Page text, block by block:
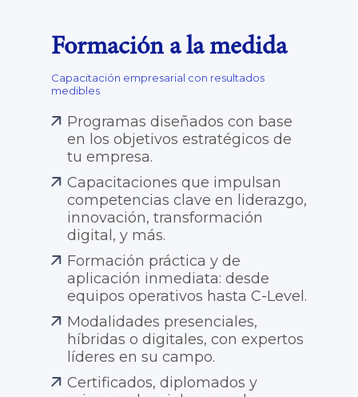
Formación a la medida
Capacitación empresarial con resultados
medibles
Programas diseñados con base
en los objetivos estratégicos de
tu empresa.
Capacitaciones que impulsan
competencias clave en liderazgo,
innovación, transformación
digital, y más.
Formación práctica y de
aplicación inmediata: desde
equipos operativos hasta C-Level.
Modalidades presenciales,
híbridas o digitales, con expertos
líderes en su campo.
Certificados, diplomados y